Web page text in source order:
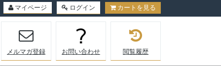
マイページ ログイン カートを見る
メルマガ登録 お問い合わせ 閲覧履歴